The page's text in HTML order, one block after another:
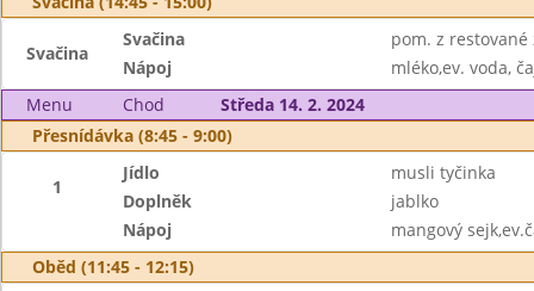
Svačina
Svačina
pom. z
Nápoj
mléko,ev. voda,
Menu
Chod
Středa 14. 2. 2024
Přesnídávka (8:45 - 9:00)
1
Jídlo
musli tyčinka
Doplněk
jablko
Nápoj
mangový
Oběd (11:45 - 12:15)